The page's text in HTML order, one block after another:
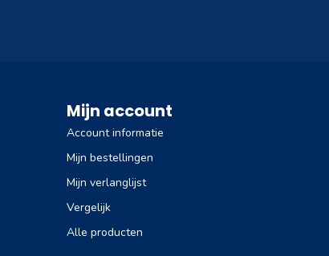
Mijn account
Account informatie
Mijn bestellingen
Mijn verlanglijst
Vergelijk
Alle producten